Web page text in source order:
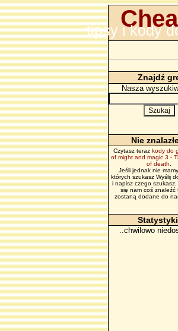
tipsy i kody
Znajdź
Nasza
Nie
Czytasz teraz kody do
of might and magic 3 -
of death
Jeśli jednak nie
których szukasz Wyślij
i napisz czego
się nam coś znaleźć
zostaną dodane do
..chwilowo